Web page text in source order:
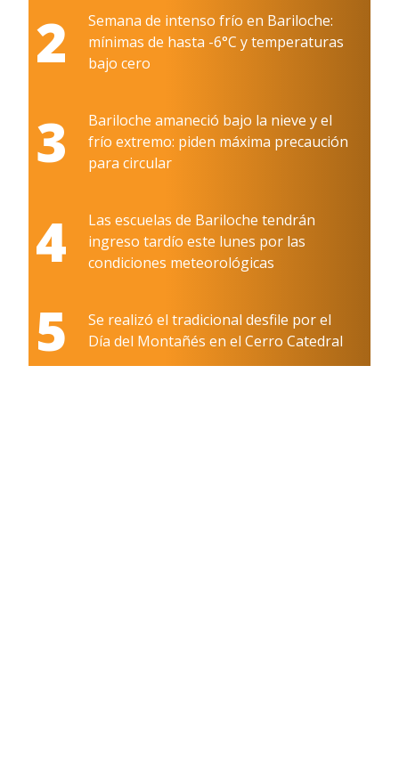
2
Semana de intenso frío en Bariloche:
mínimas de hasta -6°C y temperaturas
bajo cero
3
Bariloche amaneció bajo la nieve y el
frío extremo: piden máxima precaución
para circular
4
Las escuelas de Bariloche tendrán
ingreso tardío este lunes por las
condiciones meteorológicas
5
Se realizó el tradicional desfile por el
Día del Montañés en el Cerro Catedral